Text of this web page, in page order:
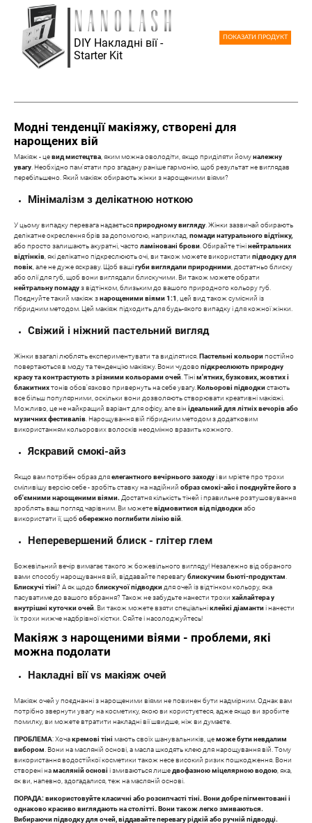
DIY Накладні вії -
Starter Kit
ПОКАЗАТИ ПРОДУКТ
Модні тенденції макіяжу, створені для
нарощених вій
Макіяж - цевид мистецтва , яким можна оволодіти, якщо приділяти йомуналежну
увагу . Необхідно пам'ятати про згадану раніше гармонію, щоб результат не виглядав
перебільшено. Який макіяж обирають жінки з нарощеними віями?
Мінімалізм з делікатною ноткою
У цьому випадку перевага надаєтьсяприродному вигляду . Жінки зазвичай обирають
делікатне окреслення брів за допомогою, наприклад, помади натурального відтінку,
або просто залишають акуратні, частоламіновані брови . Обирайте тінінейтральних
відтінків , які делікатно підкреслюють очі, ви також можете використати підводку для
повік , але не дуже яскраву. Щоб вашігуби виглядали природними , достатньо блиску
або олії для губ, щоб вони виглядали блискучими. Ви також можете обрати
нейтральну помадуз відтінком, близьким до вашого природного кольору губ.
Поєднуйте такий макіяж знарощеними віями 1:1 , цей вид також сумісний із
гібридним методом. Цей макіяж підходить для будь-якого випадку і для кожної жінки.
Свіжий і ніжний пастельний вигляд
Жінки взагалі люблять експериментувати та виділятися. Пастельні кольорипостійно
повертаються в моду та тенденцію макіяжу. Вони чудовопідкреслюють природну
красу та контрастують з різними кольорами очей . Тінім'ятних, бузкових, жовтих і
блакитнихтонів обов'язково привернуть на себе увагу. Кольорові підводкистають
все більш популярними, оскільки вони дозволяють створювати креативні макіяжі.
Можливо, це не найкращий варіант для офісу, але він ідеальний для літніх вечорів або
музичних фестивалів . Нарощування вій гібридним методом з додатковим
використанням кольорових волосків неодмінно вразить кожного.
Яскравий смокі-айз
Якщо вам потрібен образ дляелегантного вечірнього заходуі ви мрієте про трохи
сміливішу версію себе - зробіть ставку на надійний образ смокі-айс і поєднуйте його з
об'ємними нарощеними віями. Достатня кількість тіней і правильне розтушовування
зроблять ваш погляд чарівним. Ви можетевідмовитися від підводкиабо
використати її, щобобережно поглибити лінію вій
Неперевершений блиск - глітер глем
Божевільний вечір вимагає такого ж божевільного вигляду! Незалежно від обраного
вами способу нарощування вій, віддавайте перевагублискучим бьюті-продуктам
Блискучі тіні? А як щодоблискучої підводки для очей із відтінком кольору, яка
пасуватиме до вашого вбрання? Також не забудьте нанести трохи хайлайтера у
внутрішні куточки очей . Ви також можете взяти спеціальніклейкі діамантиі нанести
їх трохи нижче надбрівної кістки. Сяйте і насолоджуйтесь!
Макіяж з нарощеними віями - проблеми, які
можна подолати
Накладні вії vs макіяж очей
Макіяж очей у поєднанні з нарощеними віями не повинен бути надмірним. Однак вам
потрібно звернути увагу на косметику, якою ви користуєтеся, адже якщо ви зробите
помилку, ви можете втратити накладні вії швидше, ніж ви думаєте.
ПРОБЛЕМА: Хочакремові тіні мають своїх шанувальників, цеможе бути невдалим
вибором . Вони на масляній основі, а масла шкодять клею для нарощування вій. Тому
використання водостійкої косметики також несе високий ризик пошкодження. Вони
створені намасляній основі і змиваються лишедвофазною міцелярною водою , яка,
як ви, напевно, здогадалися, теж на масляній основі.
ПОРАДА: використовуйте класичні або розсипчасті тіні. Вони добре пігментовані і
однаково красиво виглядають на столітті. Вони також легко змиваються.
Вибираючи підводку для очей, віддавайте перевагу рідкій або ручній підводці.